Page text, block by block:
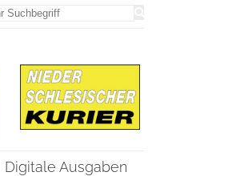
Digitale Ausgaben